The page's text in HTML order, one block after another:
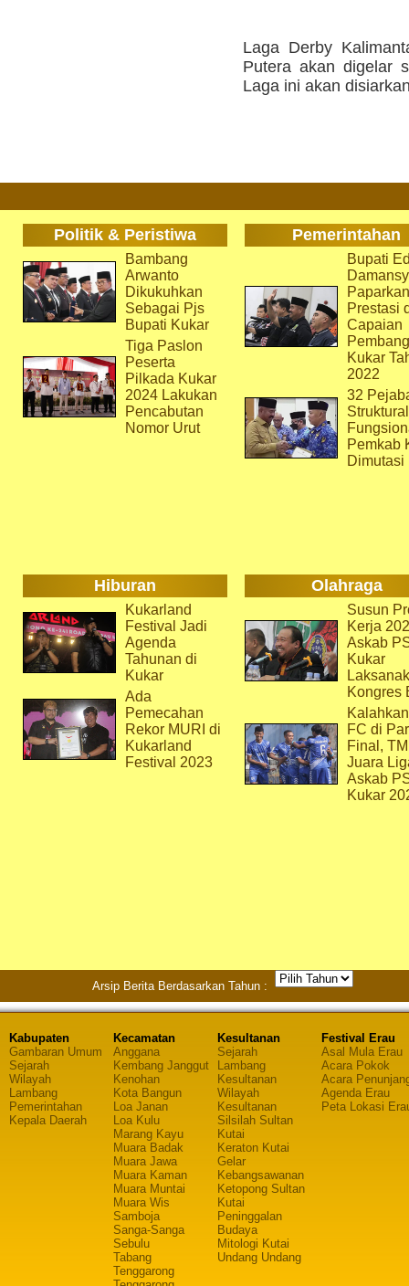
Laga Derby
Putera akan digelar
Laga ini akan
Politik & Peristiwa Pemerintahan
Bambang
Arwanto
Dikukuhkan
Sebagai Pjs
Bupati Kukar
Tiga Paslon
Peserta
Pilkada Kukar
2024 Lakukan
Pencabutan
Nomor Urut
Bupati
Paparkan
Prestasi
Capaian
Kukar
2022
32
Pemkab
Dimutasi
Hiburan Olahraga
Kukarland
Festival Jadi
Agenda
Tahunan di
Kukar
Ada
Pemecahan
Rekor MURI di
Kukarland
Festival 2023
Susun
Kerja
Askab
Kukar
Kongres
FC di
Final,
Juara
Askab
Kukar
Arsip Berita Berdasarkan Tahun :
Kabupaten
Gambaran Umum
Sejarah
Wilayah
Lambang
Pemerintahan
Kepala Daerah
Kecamatan
Anggana
Kembang Janggut
Kenohan
Kota Bangun
Loa Janan
Loa Kulu
Marang Kayu
Muara Badak
Muara Jawa
Muara Kaman
Muara Muntai
Muara Wis
Samboja
Sanga-Sanga
Sebulu
Tabang
Tenggarong
Kesultanan
Sejarah
Lambang
Kesultanan
Wilayah
Kesultanan
Silsilah Sultan
Kutai
Keraton Kutai
Gelar
Kebangsawanan
Ketopong Sultan
Kutai
Peninggalan
Budaya
Mitologi Kutai
Undang Undang
Festival Erau
Asal Mula Erau
Acara Pokok
Acara
Agenda Erau
Peta Lokasi